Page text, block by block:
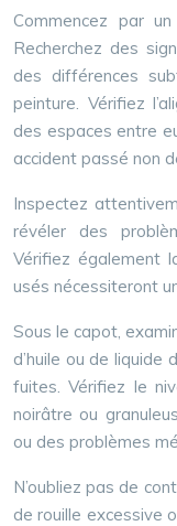
Commencez par
Recherchez des
des différences
peinture. Vérifiez
des espaces entre
accident passé non
Inspectez
révéler des
Vérifiez également
usés nécessiteront
Sous le capot,
d’huile ou de
fuites. Vérifiez le
noirâtre ou
ou des problèmes
N’oubliez pas de
de rouille excessive